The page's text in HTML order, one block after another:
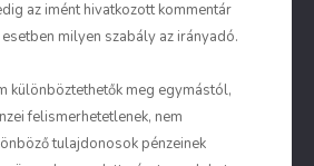
az imént hivatkozott kommentár
milyen szabály az irányadó.
különböztethetők meg egymástól,
felismerhetetlenek, nem
tulajdonosok pénzeinek